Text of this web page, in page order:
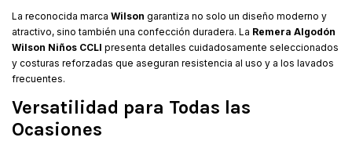
La reconocida marca Wilson garantiza no solo un diseño moderno y
atractivo, sino también una confección duradera. La Remera Algodón
Wilson Niños CCLI presenta detalles cuidadosamente seleccionados
y costuras reforzadas que aseguran resistencia al uso y a los lavados
frecuentes.
Versatilidad para Todas las
Ocasiones